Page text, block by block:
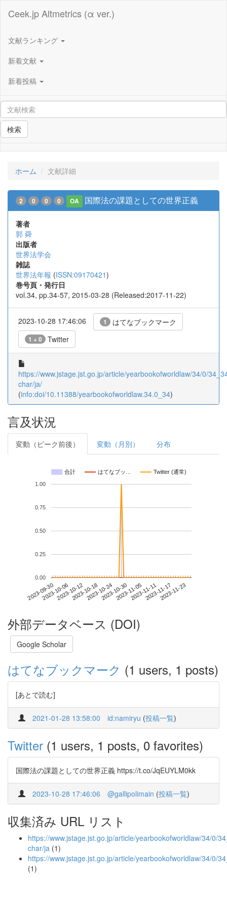
Ceek.jp Altmetrics (α ver.)
文献ランキング
新着文献
新着投稿
検索
ホーム 文献詳細
2 0 0 0 OA 国際法の課題としての世界正義
著者
郭 舜
出版者
世界法学会
雑誌
世界法年報 (ISSN:09170421)
巻号頁・発行日
vol.34, pp.34-57, 2015-03-28 (Released:2017-11-22)
2023-10-28 17:46:06 1 はてなブックマーク
1 + 0 Twitter
https://www.jstage.jst.go.jp/article/yearbookofworldlaw/34/0/
char/ja/
(info:doi/10.11388/yearbookofworldlaw.34.0_34)
言及状況
変動（ピーク前後） 変動（月別） 分布
合計 はてなブッ… Twitter (通常)
2023-09-302023-10-062023-10-122023-10-182023-10-242023-10-302023-11-052023-11-112023-11-172023-11-23
0.00
0.25
0.50
0.75
1.00
外部データベース (DOI)
Google Scholar
はてなブックマーク (1 users, 1 posts)
[あとで読む]
2021-01-28 13:58:00 id:namiryu (投稿一覧)
Twitter (1 users, 1 posts, 0 favorites)
国際法の課題としての世界正義 https://t.co/JqEUYLM0kk
2023-10-28 17:46:06 @gallipolimain (投稿一覧)
収集済み URL リスト
https://www.jstage.jst.go.jp/article/yearbookofworldlaw/34/0/
char/ja (1)
https://www.jstage.jst.go.jp/article/yearbookofworldlaw/34/0/
(1)